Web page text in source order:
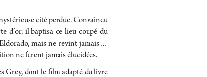
cité perdue. Convaincu
d’or, il baptisa ce lieu coupé du
mais ne revint jamais…
ne furent jamais élucidées.
Grey, dont le film adapté du livre